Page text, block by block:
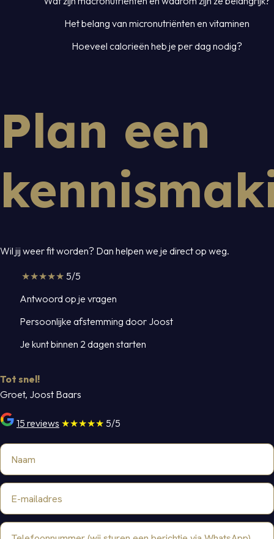
Het belang van micronutriënten en vitaminen
Hoeveel calorieën heb je per dag nodig?
Plan een
Wil jij weer fit worden? Dan helpen we je direct op weg.
★★★★★ 5/5
Antwoord op je vragen
Persoonlijke afstemming door Joost
Je kunt binnen 2 dagen starten
Tot snel!
Groet, Joost Baars
15 reviews ★★★★★ 5/5